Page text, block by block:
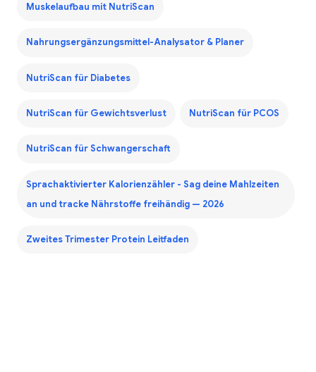
Muskelaufbau mit NutriScan
Nahrungsergänzungsmittel-Analysator & Planer
NutriScan für Diabetes
NutriScan für Gewichtsverlust NutriScan für PCOS
NutriScan für Schwangerschaft
Sprachaktivierter Kalorienzähler - Sag deine Mahlzeiten
an und tracke Nährstoffe freihändig — 2026
Zweites Trimester Protein Leitfaden